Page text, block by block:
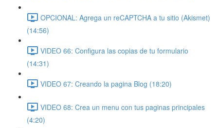
OPCIONAL: Agrega un reCAPTCHA a tu sitio (Akismet)
(14:56)
VIDEO 66: Configura las copias de tu formulario
(14:31)
VIDEO 67: Creando la pagina Blog (18:20)
VIDEO 68: Crea un menu con tus paginas principales
(4:20)